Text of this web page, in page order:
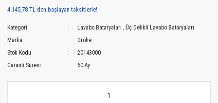
4.145,78 TL den başlayan taksitlerle!
Kategori Lavabo Bataryaları ,Üç Delikli Lavabo Bataryaları
Marka
Grohe
Stok Kodu
20143000
Garanti Süresi
60 Ay